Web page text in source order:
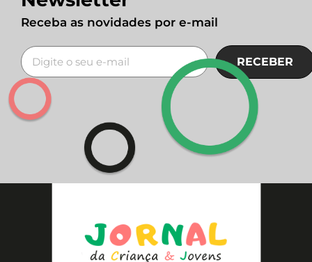
Receba as novidades por e-mail
RECEBER